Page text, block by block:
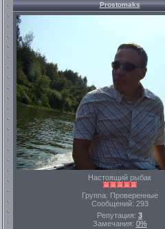
Prostomaks
Настоящий рыбак
Группа: Проверенные
Сообщений: 293
Репутация: 3
Замечания: 0%